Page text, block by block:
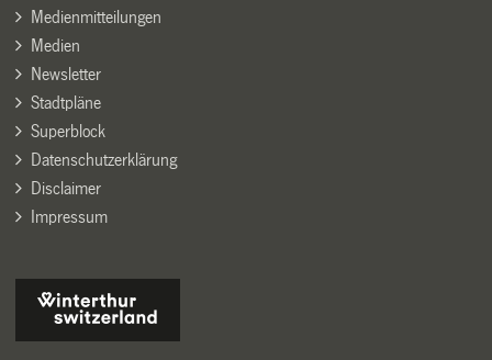
Medienmitteilungen
Medien
Newsletter
Stadtpläne
Superblock
Datenschutzerklärung
Disclaimer
Impressum